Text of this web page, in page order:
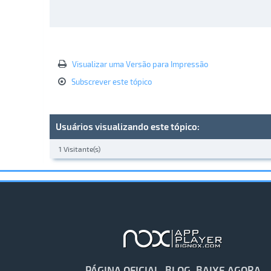
Visualizar uma Versão para Impressão
Subscrever este tópico
Usuários visualizando este tópico:
1 Visitante(s)